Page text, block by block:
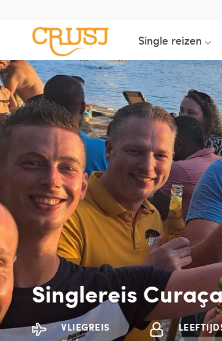
Single reizen
Singlereis
VLIEGREIS